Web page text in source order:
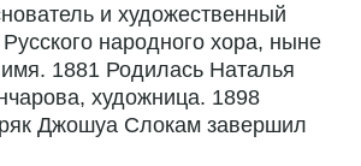
и художественный
народного хора, ныне
1881 Родилась Наталья
художница. 1898
Джошуа Слокам завершил